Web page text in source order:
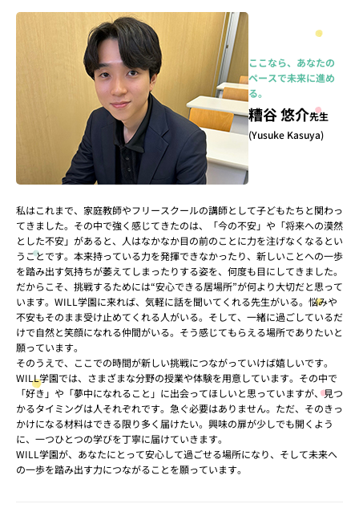
ここなら、あなたの
ペースで未来に進め
る。
糟谷 悠介先生
(Yusuke Kasuya)
私はこれまで、家庭教師やフリースクールの講師として子どもたちと関わっ
てきました。その中で強く感じてきたのは、「今の不安」や「将来への漠然
とした不安」があると、人はなかなか目の前のことに力を注げなくなるとい
うことです。本来持っている力を発揮できなかったり、新しいことへの一歩
を踏み出す気持ちが萎えてしまったりする姿を、何度も目にしてきました。
だからこそ、挑戦するためには“安心できる居場所”が何より大切だと思って
います。WILL学園に来れば、気軽に話を聞いてくれる先生がいる。悩みや
不安もそのまま受け止めてくれる人がいる。そして、一緒に過ごしているだ
けで自然と笑顔になれる仲間がいる。そう感じてもらえる場所でありたいと
願っています。
そのうえで、ここでの時間が新しい挑戦につながっていけば嬉しいです。
WILL学園では、さまざまな分野の授業や体験を用意しています。その中で
「好き」や「夢中になれること」に出会ってほしいと思っていますが、見つ
かるタイミングは人それぞれです。急ぐ必要はありません。ただ、そのきっ
かけになる材料はできる限り多く届けたい。興味の扉が少しでも開くよう
に、一つひとつの学びを丁寧に届けていきます。
WILL学園が、あなたにとって安心して過ごせる場所になり、そして未来へ
の一歩を踏み出す力につながることを願っています。